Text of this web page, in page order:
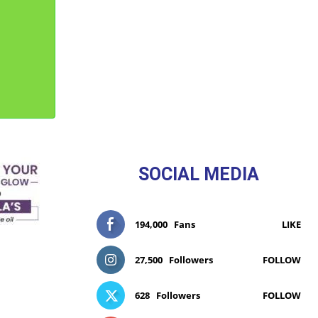
SOCIAL MEDIA
194,000 Fans LIKE
27,500 Followers FOLLOW
628 Followers FOLLOW